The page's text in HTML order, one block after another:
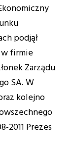
podjął
w firmie
Zarządu
SA. W
kolejno
2011 Prezes